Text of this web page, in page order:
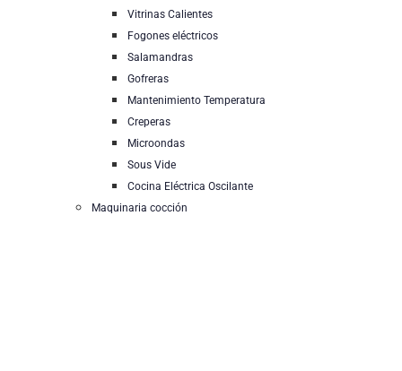
Vitrinas Calientes
Fogones eléctricos
Salamandras
Gofreras
Mantenimiento Temperatura
Creperas
Microondas
Sous Vide
Cocina Eléctrica Oscilante
Maquinaria cocción